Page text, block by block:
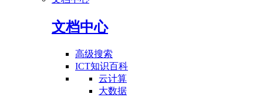
文档中心
高级搜索
ICT知识百科
云计算
大数据